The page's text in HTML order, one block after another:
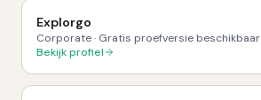
Explorgo
Corporate· Gratis proefversie beschikbaar
Bekijk profiel